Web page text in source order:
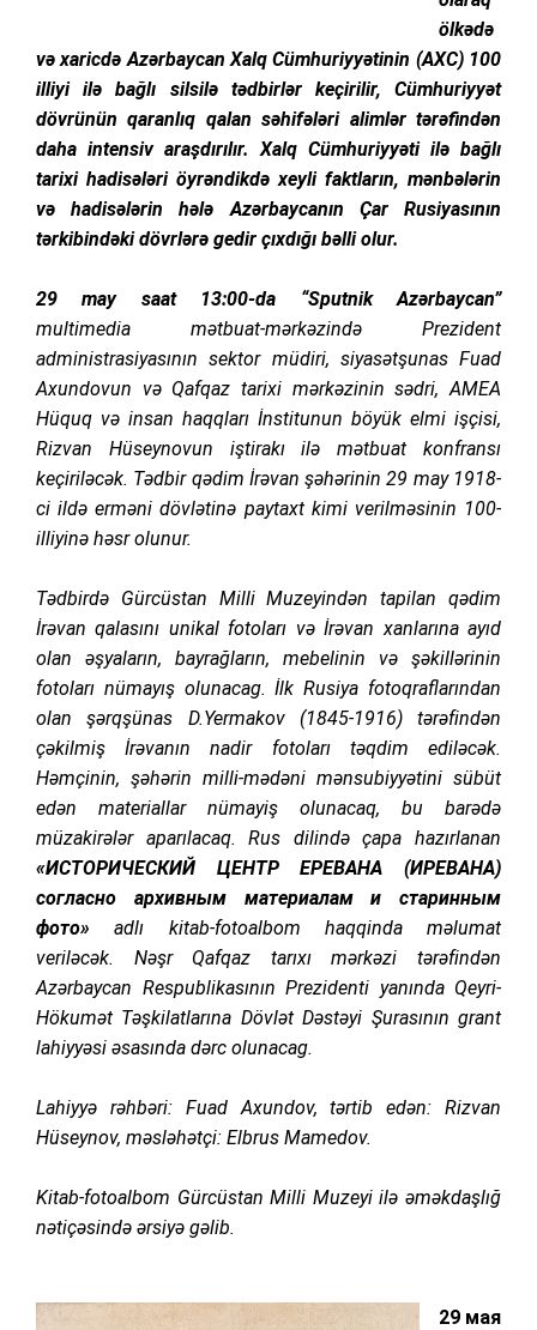
ölkədə
və xaricdə Azərbaycan Xalq Cümhuriyyətinin (AXC) 100
illiyi ilə bağlı silsilə tədbirlər keçirilir, Cümhuriyyət
dövrünün qaranlıq qalan səhifələri alimlər tərəfindən
daha intensiv araşdırılır. Xalq Cümhuriyyəti ilə bağlı
tarixi hadisələri öyrəndikdə xeyli faktların, mənbələrin
və hadisələrin hələ Azərbaycanın Çar Rusiyasının
tərkibindəki dövrlərə gedir çıxdığı bəlli olur.
29 may saat 13:00-da “Sputnik Azərbaycan”
multimedia mətbuat-mərkəzində
Prezident
administrasiyasının sektor müdiri, siyasətşunas Fuad
Axundovun və Qafqaz tarixi mərkəzinin sədri, AMEA
Hüquq və insan haqqları İnstitunun böyük elmi işçisi,
Rizvan Hüseynovun iştirakı ilə mətbuat konfransı
keçiriləcək. Tədbir qədim İrəvan şəhərinin 29 may 1918-
ci ildə erməni dövlətinə paytaxt kimi verilməsinin 100-
illiyinə həsr olunur.
Tədbirdə Gürcüstan Milli Muzeyindən tapilan qədim
İrəvan qalasını unikal fotoları və İrəvan xanlarına ayıd
olan əşyaların, bayrağların, mebelinin və şəkillərinin
fotoları nümayış olunacag. İlk Rusiya fotoqraflarından
olan şərqşünas D.Yermakov (1845-1916) tərəfindən
çəkilmiş İrəvanın nadir fotoları təqdim ediləcək.
Həmçinin, şəhərin milli-mədəni mənsubiyyətini sübüt
edən materiallar nümayiş olunacaq, bu barədə
müzakirələr aparılacaq. Rus dilində çapa hazırlanan
«ИСТОРИЧЕСКИЙ ЦЕНТР ЕРЕВАНА (ИРЕВАНА)
согласно архивным материалам и старинным
фото»adlı kitab-fotoalbom haqqinda məlumat
veriləcək. Nəşr Qafqaz tarıxı mərkəzi tərəfindən
Azərbaycan Respublikasının Prezidenti yanında Qeyri-
Hökumət Təşkilatlarına Dövlət Dəstəyi Şurasının grant
lahiyyəsi əsasında dərc olunacag.
Lahiyyə rəhbəri: Fuad Axundov, tərtib edən: Rizvan
Hüseynov, məsləhətçi: Elbrus Mamedov.
Kitab-fotoalbom Gürcüstan Milli Muzeyi ilə əməkdaşlığ
nətiçəsində ərsiyə gəlib.
29 мая